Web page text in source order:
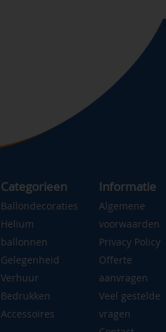
Categorieen
Ballondecoraties
Helium
ballonnen
Gelegenheid
Verhuur
Bedrukken
Accessoires
Informatie
Algemene
voorwaarden
Privacy Policy
Offerte
aanvragen
Veel gestelde
vragen